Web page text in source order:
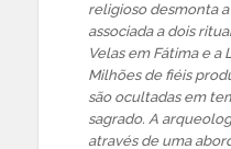
religioso desmonta
associada a dois
Velas em Fátima e a
Milhões de fiéis
são ocultadas em
sagrado. A
através de uma